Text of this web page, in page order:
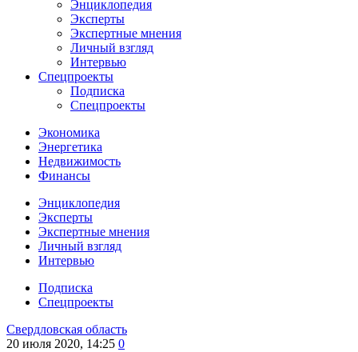
Энциклопедия
Эксперты
Экспертные мнения
Личный взгляд
Интервью
Спецпроекты
Подписка
Спецпроекты
Экономика
Энергетика
Недвижимость
Финансы
Энциклопедия
Эксперты
Экспертные мнения
Личный взгляд
Интервью
Подписка
Спецпроекты
Свердловская область
20 июля 2020, 14:25 0